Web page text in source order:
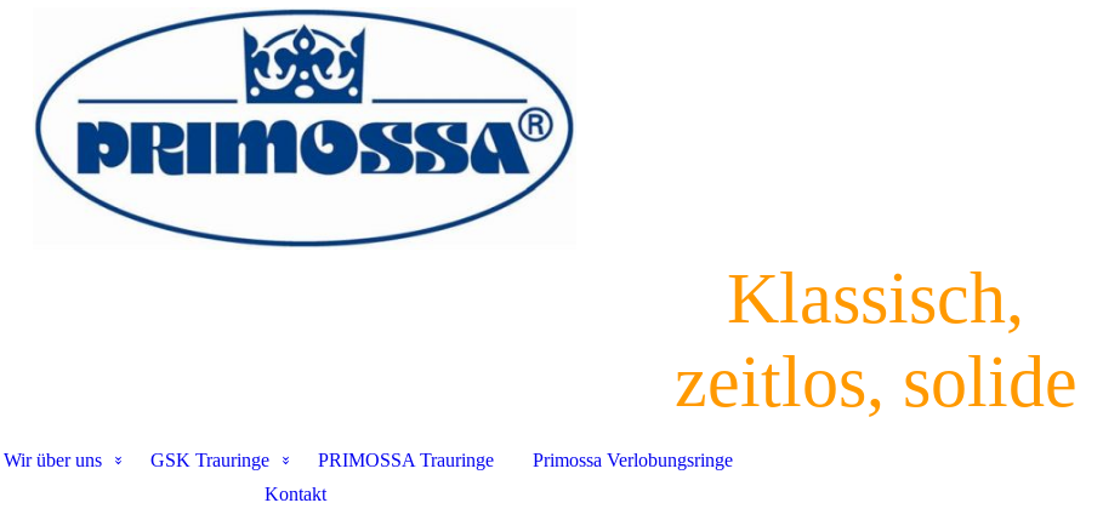
Klassisch,
zeitlos, solide
Wir über uns GSK Trauringe PRIMOSSA Trauringe
Primossa Verlobungsringe
Kontakt